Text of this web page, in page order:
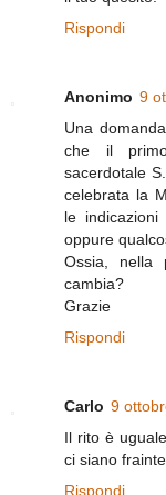
Rispondi
Anonimo 9
Una
che il
sacerdotale
celebrata la
le
oppure
Ossia, nella
cambia?
Grazie
Rispondi
Carlo 9
Il rito è
ci siano
Rispondi